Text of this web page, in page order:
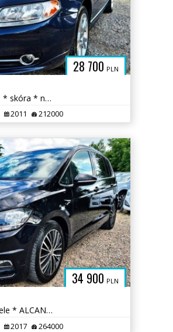
28 700 PLN
BENZYNA * AUTOMAT * skóra * nawigacja * super * OKAZJA * polecamy
2011 212000
34 900 PLN
BENZYNA * grzane fotele * ALCANTARA * nawigacja * OKAZJA
2017 264000